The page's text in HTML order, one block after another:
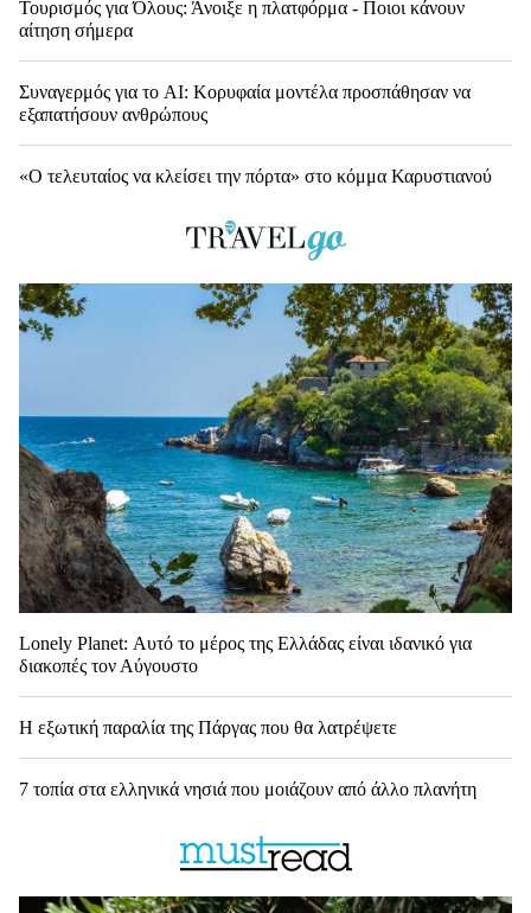
Τουρισμός για Όλους: Άνοιξε η πλατφόρμα - Ποιοι κάνουν
αίτηση σήμερα
Συναγερμός για το AI: Κορυφαία μοντέλα προσπάθησαν να
εξαπατήσουν ανθρώπους
«Ο τελευταίος να κλείσει την πόρτα» στο κόμμα Καρυστιανού
Lonely Planet: Αυτό το μέρος της Ελλάδας είναι ιδανικό για
διακοπές τον Αύγουστο
Η εξωτική παραλία της Πάργας που θα λατρέψετε
7 τοπία στα ελληνικά νησιά που μοιάζουν από άλλο πλανήτη